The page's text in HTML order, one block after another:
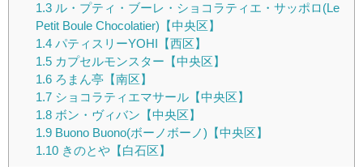
1.3ル・プティ・ブーレ・ショコラティエ・サッポロ(Le
Petit Boule Chocolatier)【中央区】
1.4パティスリーYOHI【西区】
1.5カプセルモンスター【中央区】
1.6ろまん亭【南区】
1.7ショコラティエマサール【中央区】
1.8ボン・ヴィバン【中央区】
1.9Buono Buono(ボーノボーノ)【中央区】
1.10きのとや【白石区】